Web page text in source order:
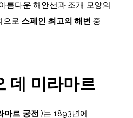
름다운 해안선과 조개 모양의
으로 스페인 최고의 해변 중
데 미라마르
마르 궁전 )는 1893년에